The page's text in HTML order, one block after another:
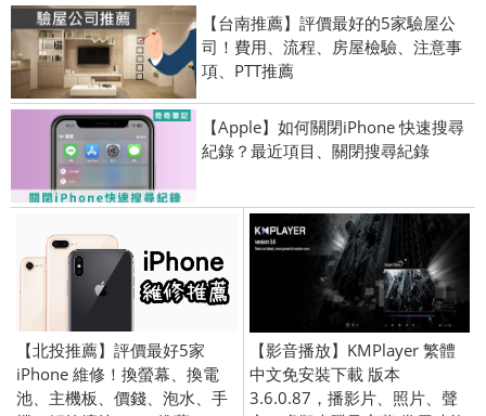
【台南推薦】評價最好的5家驗屋公
司！費用、流程、房屋檢驗、注意事
項、PTT推薦
【Apple】如何關閉iPhone 快速搜尋
紀錄？最近項目、關閉搜尋紀錄
【北投推薦】評價最好5家
iPhone 維修！換螢幕、換電
池、主機板、價錢、泡水、手
【影音播放】KMPlayer 繁體
中文免安裝下載 版本
3.6.0.87，播影片、照片、聲